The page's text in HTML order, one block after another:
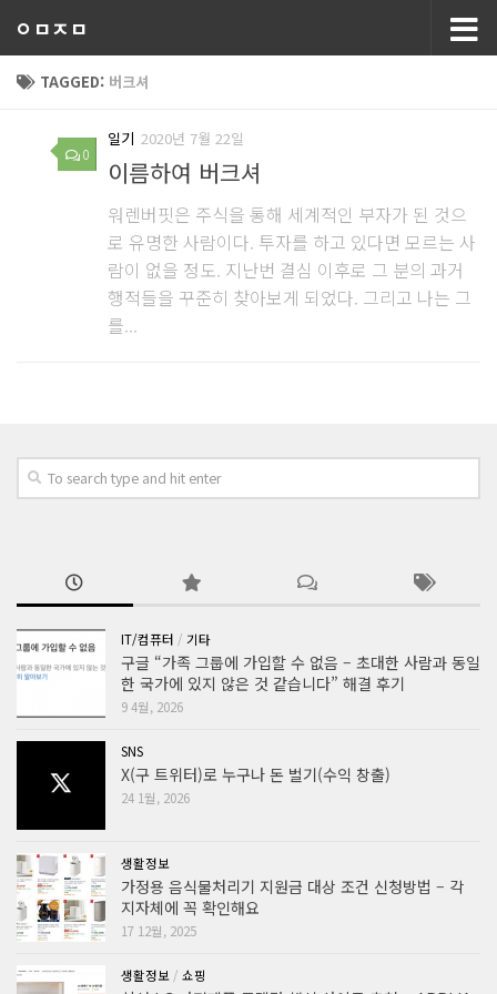
ㅇㅁㅈㅁ
TAGGED: 버크셔
0
일기 2020년 7월 22일
이름하여 버크셔
워렌버핏은 주식을 통해 세계적인 부자가 된 것으
로 유명한 사람이다. 투자를 하고 있다면 모르는 사
람이 없을 정도. 지난번 결심 이후로 그 분의 과거
행적들을 꾸준히 찾아보게 되었다. 그리고 나는 그
를...
IT/컴퓨터 / 기타
구글 “가족 그룹에 가입할 수 없음 – 초대한 사람과 동일
한 국가에 있지 않은 것 같습니다” 해결 후기
9 4월, 2026
SNS
X(구 트위터)로 누구나 돈 벌기(수익 창출)
24 1월, 2026
생활정보
가정용 음식물처리기 지원금 대상 조건 신청방법 – 각
지자체에 꼭 확인해요
17 12월, 2025
생활정보 / 쇼핑